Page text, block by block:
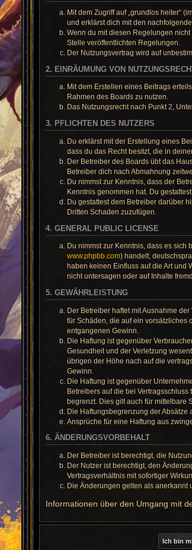
Mit dem Zugriff auf „grundlos heiter“
und erklärst dich mit den
Wenn du mit diesen Regelungen
Stelle veröffentlichten Regelungen.
Der Nutzungsvertrag wird auf
2. EINRÄUMUNG VON
Mit dem Erstellen eines Beitrags
Rahmen des Boards zu nutzen.
Das Nutzungsrecht nach Punkt 2,
3. PFLICHTEN DES NUTZERS
Du erklärst mit der Erstellung eines
dass du das Recht besitzt, die in
Der Betreiber des Boards übt das
Betreiber dich nach Abmahnung
Du nimmst zur Kenntnis, dass der
Kenntnis genommen hat. Du
Du gestattest dem Betreiber darüber
Dritten Schaden zuzufügen.
4. GENERAL PUBLIC LICENSE
Du nimmst zur Kenntnis, dass es sich
www.phpbb.com) handelt;
haben keinen Einfluss auf die Art und
nicht untersagen oder auf Inhalte
5. GEWÄHRLEISTUNG
Der Betreiber haftet mit Ausnahme
für Schäden, die auf ein vorsätzliches
entgangenen Gewinn.
Die Haftung ist gegenüber
Gesundheit und der Verletzung
übrigen der Höhe nach auf die
Gewinn.
Die Haftung ist gegenüber
Betreibers auf die bei
begrenzt. Dies gilt auch für mittelbare
Die Haftungsbegrenzung der Absätze
Ansprüche für eine Haftung aus
6. ÄNDERUNGSVORBEHALT
Der Betreiber ist berechtigt, die
Der Nutzer ist berechtigt, den
Vertragsverhältnis mit sofortiger
Die Änderungen gelten als anerkannt
Informationen über den Umgang mit